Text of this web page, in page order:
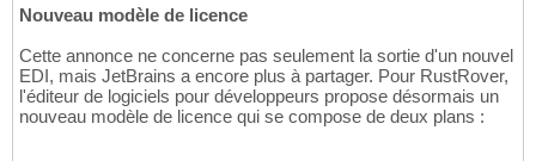
Nouveau modèle de licence
Cette annonce ne concerne pas seulement la sortie d'un nouvel
EDI, mais JetBrains a encore plus à partager. Pour RustRover,
l'éditeur de logiciels pour développeurs propose désormais un
nouveau modèle de licence qui se compose de deux plans :